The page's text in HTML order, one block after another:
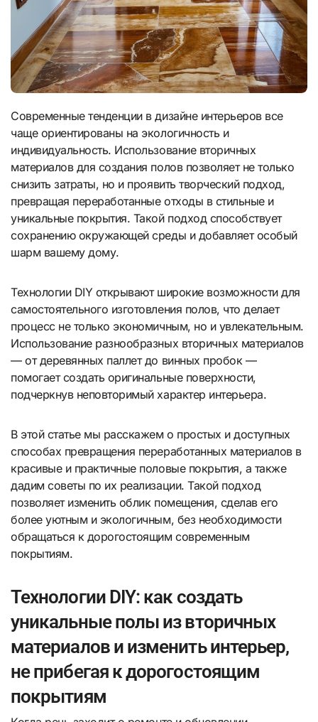
Современные тенденции в дизайне интерьеров все
чаще ориентированы на экологичность и
индивидуальность. Использование вторичных
материалов для создания полов позволяет не только
снизить затраты, но и проявить творческий подход,
превращая переработанные отходы в стильные и
уникальные покрытия. Такой подход способствует
сохранению окружающей среды и добавляет особый
шарм вашему дому.
Технологии DIY открывают широкие возможности для
самостоятельного изготовления полов, что делает
процесс не только экономичным, но и увлекательным.
Использование разнообразных вторичных материалов
— от деревянных паллет до винных пробок —
помогает создать оригинальные поверхности,
подчеркнув неповторимый характер интерьера.
В этой статье мы расскажем о простых и доступных
способах превращения переработанных материалов в
красивые и практичные половые покрытия, а также
дадим советы по их реализации. Такой подход
позволяет изменить облик помещения, сделав его
более уютным и экологичным, без необходимости
обращаться к дорогостоящим современным
покрытиям.
Технологии DIY: как создать
уникальные полы из вторичных
материалов и изменить интерьер,
не прибегая к дорогостоящим
покрытиям